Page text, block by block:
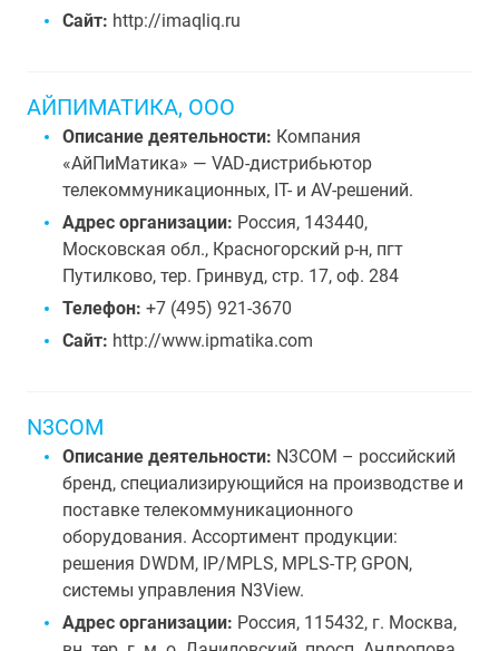
Сайт: http://imaqliq.ru
АЙПИМАТИКА, ООО
Описание деятельности: Компания
«АйПиМатика» — VAD-дистрибьютор
телекоммуникационных, IT- и AV-решений.
Адрес организации: Россия, 143440,
Московская обл., Красногорский р-н, пгт
Путилково, тер. Гринвуд, стр. 17, оф. 284
Телефон: +7 (495) 921-3670
Сайт: http://www.ipmatika.com
N3COM
Описание деятельности: N3COM – российский
бренд, специализирующийся на производстве и
поставке телекоммуникационного
оборудования. Ассортимент продукции:
решения DWDM, IP/MPLS, MPLS-TP, GPON,
системы управления N3View.
Адрес организации: Россия, 115432, г. Москва,